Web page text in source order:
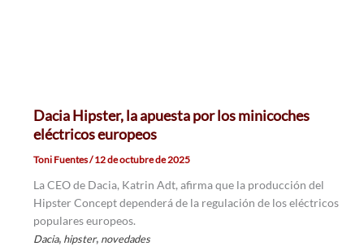
Dacia Hipster, la apuesta por los minicoches
eléctricos europeos
Toni Fuentes/12 de octubre de 2025
La CEO de Dacia, Katrin Adt, afirma que la producción del
Hipster Concept dependerá de la regulación de los eléctricos
populares europeos.
Dacia, hipster, novedades